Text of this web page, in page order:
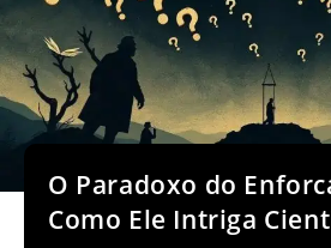
O Paradoxo do
Como Ele Intriga